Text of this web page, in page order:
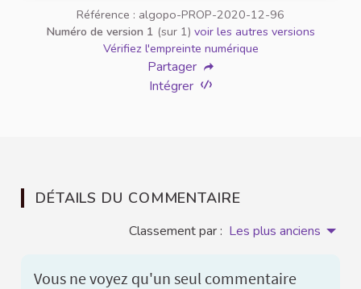
Référence : algopo-PROP-2020-12-96
Numéro de version 1 (sur 1) voir les autres versions
Vérifiez l'empreinte numérique
Partager
Intégrer
DÉTAILS DU COMMENTAIRE
Classement par : Les plus anciens
Vous ne voyez qu'un seul commentaire